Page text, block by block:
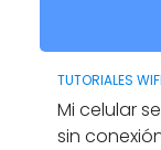
TUTORIALES WIFI
Mi celular
sin